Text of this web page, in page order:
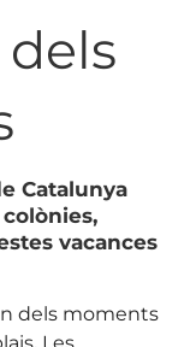
Catalunya
vacances
dels moments